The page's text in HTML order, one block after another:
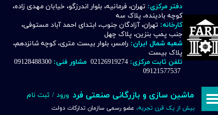
دفتر مرکزی: تهران، فرمانیه، بلوار اندرزگو، خیابان مهدی زاده،
کوچه بادینده، پلاک سه
کارخانه: تهران، آزادگان جنوب، ابتدای احمد آباد مستوفی،
جنب پمپ بنزین، پلاک چهل
شعبه شمال ایران: رامسر، بلوار بیست متری، کوچه شانزدهم،
پلاک بیست
تلفن ثابت مرکزی: 02126919274 مشاور فنی:
09121577537
ماشین سازی و بازرگانی صنعتی فرد
بیش از یک قرن تجربه، عضو رسمی سازمان تدارکات دولت
ورود / ثبت نام
حساب کاربری من
تغییر گذر واژه
خروج از حساب کاربری